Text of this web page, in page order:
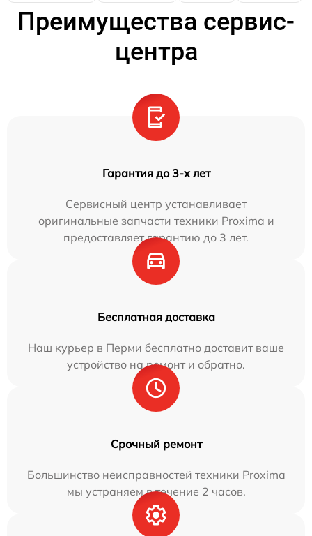
Преимущества сервис-
центра
Гарантия до 3-х лет
Сервисный центр устанавливает
оригинальные запчасти техники Proxima и
предоставляет гарантию до 3 лет.
Бесплатная доставка
Наш курьер в Перми бесплатно доставит ваше
устройство на ремонт и обратно.
Срочный ремонт
Большинство неисправностей техники Proxima
мы устраняем в течение 2 часов.